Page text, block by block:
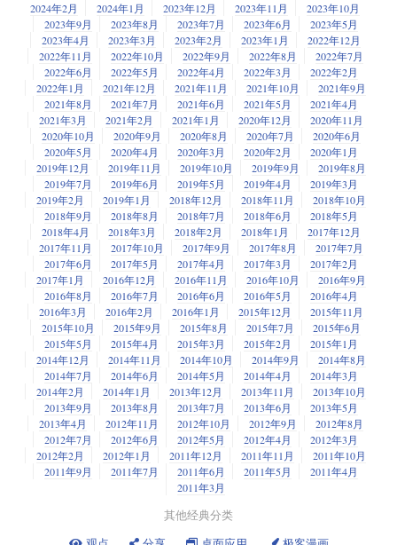
2024年2月 2024年1月 2023年12月 2023年11月
2023年10月
2023年9月
2023年8月 2023年7月 2023年6月
2023年5月
2023年4月
2023年3月 2023年2月 2023年1月
2022年12月
2022年11月
2022年10月 2022年9月 2022年8月
2022年7月
2022年6月
2022年5月 2022年4月 2022年3月
2022年2月
2022年1月
2021年12月 2021年11月 2021年10月
2021年9月
2021年8月
2021年7月 2021年6月 2021年5月
2021年4月
2021年3月
2021年2月 2021年1月 2020年12月
2020年11月
2020年10月
2020年9月 2020年8月 2020年7月
2020年6月
2020年5月
2020年4月 2020年3月 2020年2月
2020年1月
2019年12月
2019年11月 2019年10月 2019年9月
2019年8月
2019年7月
2019年6月 2019年5月 2019年4月
2019年3月
2019年2月
2019年1月 2018年12月 2018年11月
2018年10月
2018年9月
2018年8月 2018年7月 2018年6月
2018年5月
2018年4月
2018年3月 2018年2月 2018年1月
2017年12月
2017年11月
2017年10月 2017年9月 2017年8月
2017年7月
2017年6月
2017年5月 2017年4月 2017年3月
2017年2月
2017年1月
2016年12月 2016年11月 2016年10月
2016年9月
2016年8月
2016年7月 2016年6月 2016年5月
2016年4月
2016年3月
2016年2月 2016年1月 2015年12月
2015年11月
2015年10月
2015年9月 2015年8月 2015年7月
2015年6月
2015年5月
2015年4月 2015年3月 2015年2月
2015年1月
2014年12月
2014年11月 2014年10月 2014年9月
2014年8月
2014年7月
2014年6月 2014年5月 2014年4月
2014年3月
2014年2月
2014年1月 2013年12月 2013年11月
2013年10月
2013年9月
2013年8月 2013年7月 2013年6月
2013年5月
2013年4月
2012年11月 2012年10月 2012年9月
2012年8月
2012年7月
2012年6月 2012年5月 2012年4月
2012年3月
2012年2月
2012年1月 2011年12月 2011年11月
2011年10月
2011年9月
2011年7月 2011年6月 2011年5月
2011年4月
2011年3月
其他经典分类